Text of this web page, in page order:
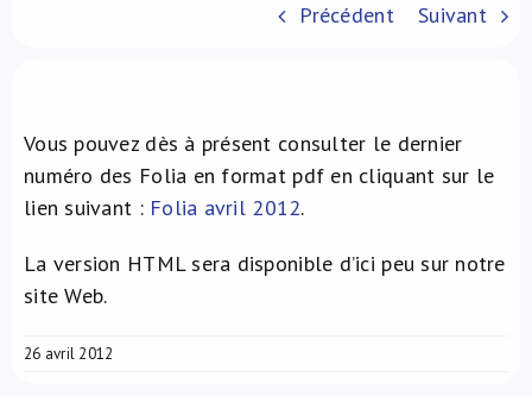
NL
Précédent Suivant
Vous pouvez dès à présent consulter le dernier
numéro des Folia en format pdf en cliquant sur le
lien suivant : Folia avril 2012.
La version HTML sera disponible d’ici peu sur notre
site Web.
26 avril 2012